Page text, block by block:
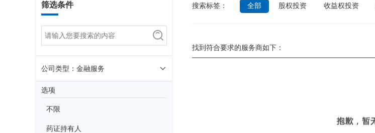
筛选条件
公司类型：金融服务
选项
不限
药证持有人
搜索标签： 全部 股权投资 收益权投资
找到符合要求的服务商如下：